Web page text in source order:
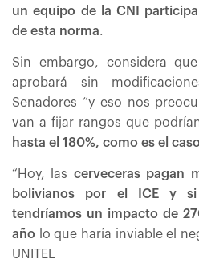
un equipo de la CNI
de esta norma.
Sin embargo, considera
aprobará sin
Senadores “y eso nos
van a fijar rangos que
hasta el 180%, como es el
“Hoy, las cerveceras pagan
bolivianos por el ICE y
tendríamos un impacto de
año lo que haría inviable el
UNITEL